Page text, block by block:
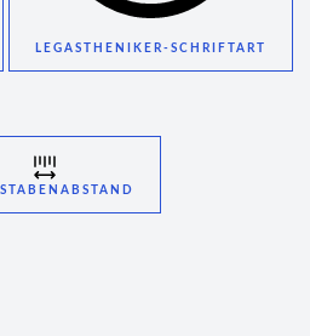
LEGASTHENIKER-SCHRIFTART